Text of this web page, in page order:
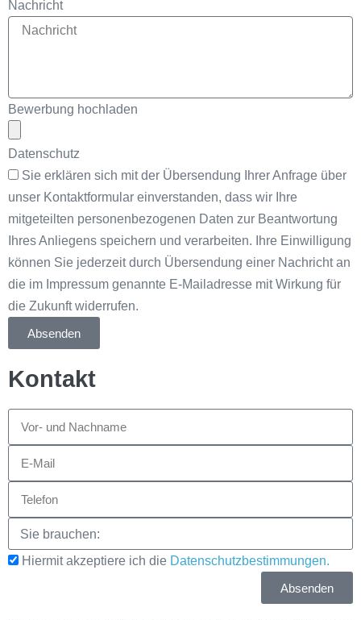
Nachricht
Bewerbung hochladen
Datenschutz
Sie erklären sich mit der Übersendung Ihrer Anfrage über
unser Kontaktformular einverstanden, dass wir Ihre
mitgeteilten personenbezogenen Daten zur Beantwortung
Ihres Anliegens speichern und verarbeiten. Ihre Einwilligung
können Sie jederzeit durch Übersendung einer Nachricht an
die im Impressum genannte E-Mailadresse mit Wirkung für
die Zukunft widerrufen.
Absenden
Kontakt
Hiermit akzeptiere ich die Datenschutzbestimmungen.
Absenden